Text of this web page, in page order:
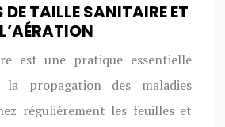
DE TAILLE SANITAIRE ET
est une pratique essentielle
propagation des maladies
régulièrement les feuilles et